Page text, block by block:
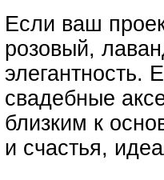
Если ваш
розовый,
элегантность.
свадебные
близким к
и счастья,